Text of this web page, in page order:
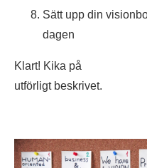
Sätt upp din
dagen
Klart! Kika på
utförligt beskrivet.